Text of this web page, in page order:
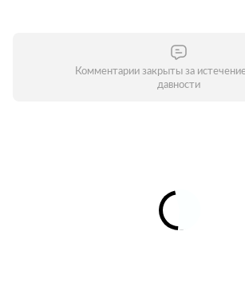
Комментарии закрыты за
давности